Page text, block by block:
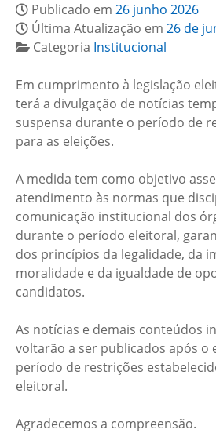
Publicado em 26 junho 2026
Última Atualização em 26 de
Categoria Institucional
Em cumprimento à legislação
terá a divulgação de notícias
suspensa durante o período de
para as eleições.
A medida tem como objetivo
atendimento às normas que
comunicação institucional dos
durante o período eleitoral,
dos princípios da legalidade, da
moralidade e da igualdade de
candidatos.
As notícias e demais conteúdos
voltarão a ser publicados após o
período de restrições
eleitoral.
Agradecemos a compreensão.